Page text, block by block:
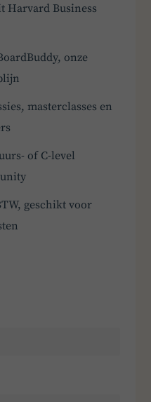
Harvard Business
onze
masterclasses en
of C-level
geschikt voor